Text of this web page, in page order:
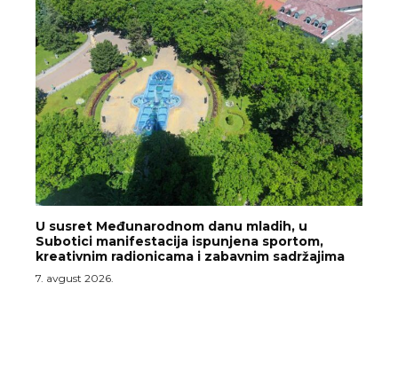
U susret Međunarodnom danu mladih, u
Subotici manifestacija ispunjena sportom,
kreativnim radionicama i zabavnim sadržajima
7. avgust 2026.